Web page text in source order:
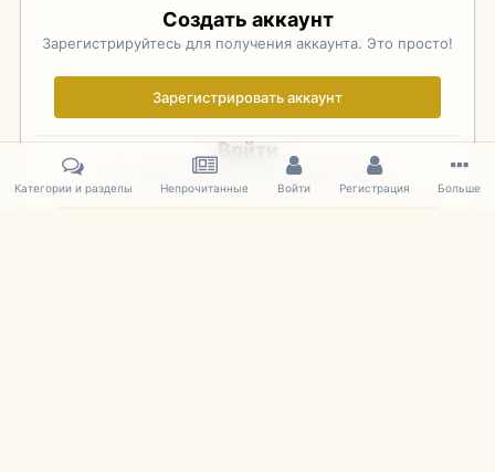
Создать аккаунт
Зарегистрируйтесь для получения аккаунта. Это просто!
Зарегистрировать аккаунт
Войти
Уже зарегистрированы? Войдите здесь.
Категории и разделы Непрочитанные Войти Регистрация Больше